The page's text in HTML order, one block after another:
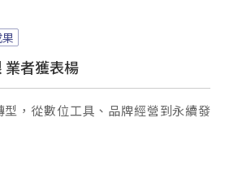
業者獲表楊
，從數位工具、品牌經營到永續發